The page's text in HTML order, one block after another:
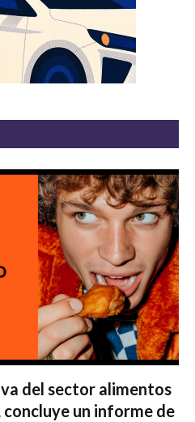
del sector alimentos
un informe de